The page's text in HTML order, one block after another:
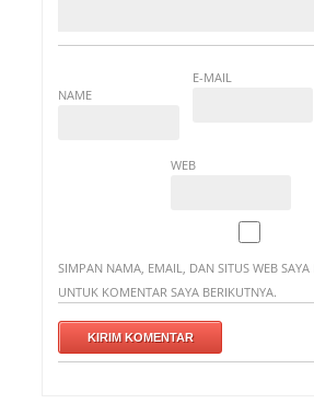
NAME
E-MAIL
WEB
SIMPAN NAMA, EMAIL, DAN SITUS WEB
UNTUK KOMENTAR SAYA BERIKUTNYA.